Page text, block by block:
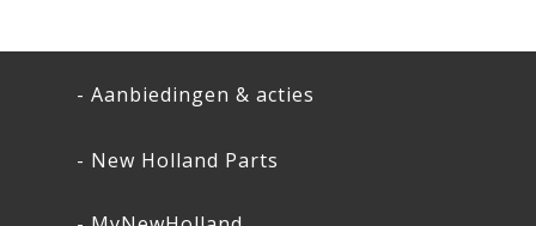
- Aanbiedingen & acties
- New Holland Parts